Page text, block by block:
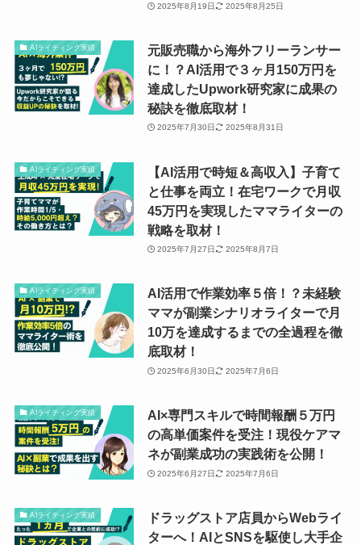
2025年8月19日 2025年8月25日
AIライティング実績
元販売職から海外フリーランサー
に！？AI活用で３ヶ月150万円を
達成したUpwork研究家に成果の
秘訣を徹底取材！
2025年7月30日 2025年8月31日
AIライティング実績
【AI活用で時短＆高収入】子育て
と仕事を両立！在宅ワークで月収
45万円を実現したママライターの
戦略を取材！
2025年7月27日 2025年8月7日
AIライティング実績
AI活用で作業効率５倍！？未経験
ママが副業シナリオライターで月
10万を達成するまでの全過程を徹
底取材！
2025年6月30日 2025年7月6日
AIライティング実績
AI×専門スキルで時間報酬５万円
の高単価案件を受注！現役ケアマ
ネが副業成功の実践術を公開！
2025年6月27日 2025年7月6日
AIライティング実績
ドラッグストア店員からWebライ
ターへ！AIとSNSを駆使し大手企